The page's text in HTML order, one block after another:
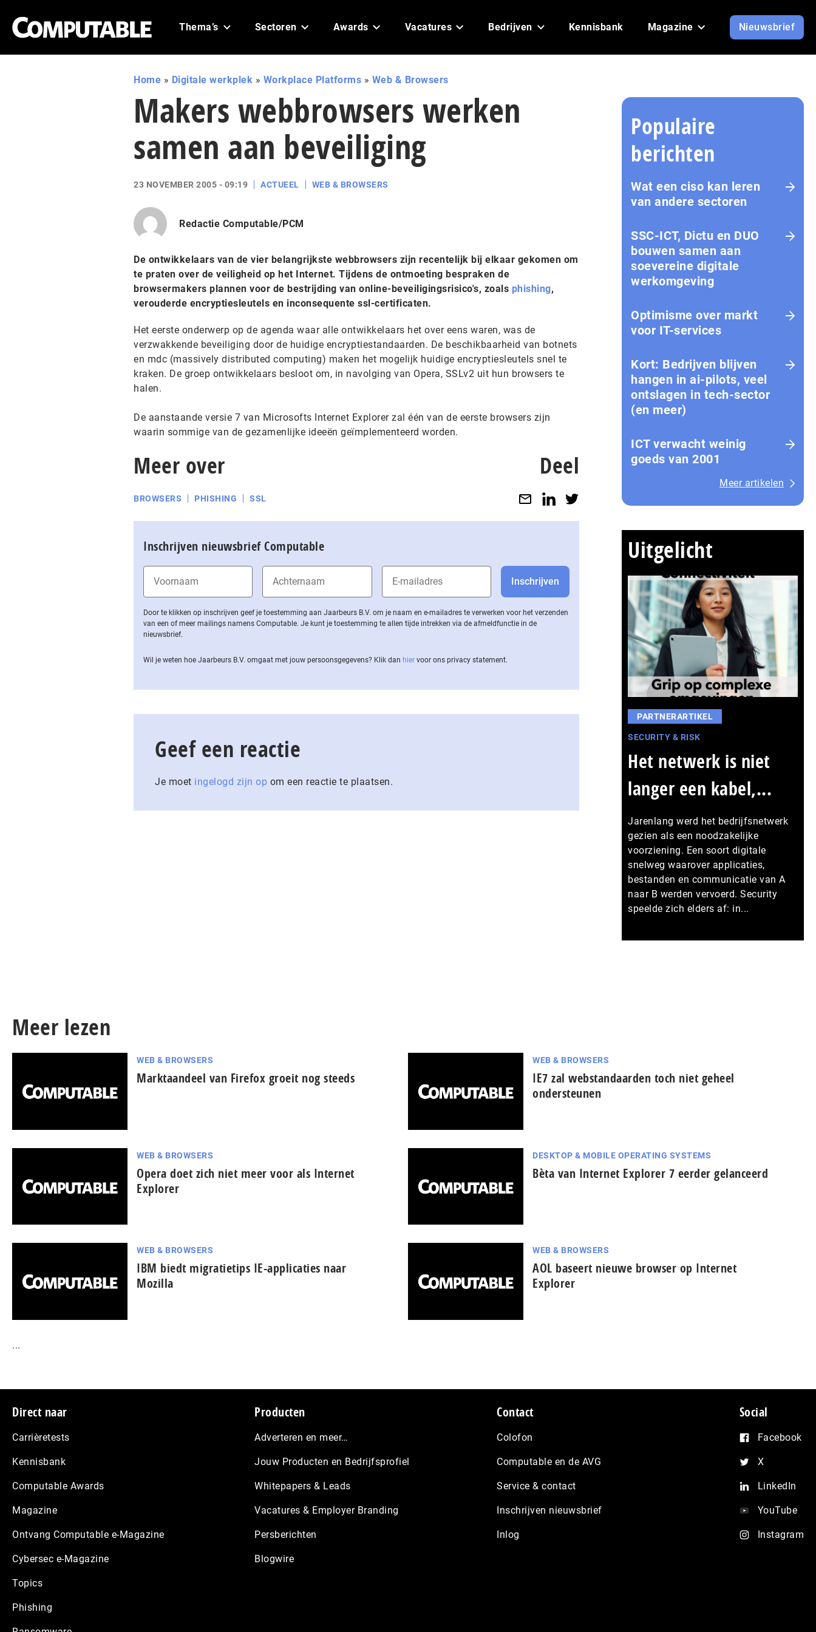
Thema’s Sectoren Awards Vacatures Bedrijven Kennisbank Magazine Nieuwsbrief
Home » Digitale werkplek » Workplace Platforms » Web & Browsers
Makers webbrowsers werken
samen aan beveiliging
23 NOVEMBER 2005 - 09:19 ACTUEEL WEB & BROWSERS
Redactie Computable/PCM
De ontwikkelaars van de vier belangrijkste webbrowsers zijn recentelijk bij elkaar gekomen om
te praten over de veiligheid op het Internet. Tijdens de ontmoeting bespraken de
browsermakers plannen voor de bestrijding van online-beveiligingsrisico's, zoals phishing,
verouderde encryptiesleutels en inconsequente ssl-certificaten.
Het eerste onderwerp op de agenda waar alle ontwikkelaars het over eens waren, was de
verzwakkende beveiliging door de huidige encryptiestandaarden. De beschikbaarheid van botnets
en mdc (massively distributed computing) maken het mogelijk huidige encryptiesleutels snel te
kraken. De groep ontwikkelaars besloot om, in navolging van Opera, SSLv2 uit hun browsers te
halen.
De aanstaande versie 7 van Microsofts Internet Explorer zal één van de eerste browsers zijn
waarin sommige van de gezamenlijke ideeën geïmplementeerd worden.
Meer over
BROWSERS PHISHING SSL
Deel
Inschrijven nieuwsbrief Computable
Door te klikken op inschrijven geef je toestemming aan Jaarbeurs B.V. om je naam en e-mailadres te verwerken voor het verzenden
van een of meer mailings namens Computable. Je kunt je toestemming te allen tijde intrekken via de af­meld­func­tie in de
nieuwsbrief.
Wil je weten hoe Jaarbeurs B.V. omgaat met jouw per­soons­ge­ge­vens? Klik dan hier voor ons privacy statement.
Geef een reactie
Je moet ingelogd zijn op om een reactie te plaatsen.
Populaire
berichten
Wat een ciso kan leren
van andere sectoren
SSC-ICT, Dictu en DUO
bouwen samen aan
soevereine digitale
werkomgeving
Optimisme over markt
voor IT-services
Kort: Bedrijven blijven
hangen in ai-pilots, veel
ontslagen in tech-sector
(en meer)
ICT verwacht weinig
goeds van 2001
Meer artikelen
Uitgelicht
PARTNERARTIKEL
SECURITY & RISK
Het netwerk is niet
langer een kabel,...
Jarenlang werd het bedrijfsnetwerk
gezien als een noodzakelijke
voorziening. Een soort digitale
snelweg waarover applicaties,
bestanden en communicatie van A
naar B werden vervoerd. Security
speelde zich elders af: in...
Meer lezen
WEB & BROWSERS
Marktaandeel van Firefox groeit nog steeds
WEB & BROWSERS
IE7 zal webstandaarden toch niet geheel
ondersteunen
WEB & BROWSERS
Opera doet zich niet meer voor als Internet
Explorer
DESKTOP & MOBILE OPERATING SYSTEMS
Bèta van Internet Explorer 7 eerder gelanceerd
WEB & BROWSERS
IBM biedt migratietips IE-applicaties naar
Mozilla
WEB & BROWSERS
AOL baseert nieuwe browser op Internet
Explorer
...
Footer
Direct naar
Carrièretests
Kennisbank
Computable Awards
Magazine
Ontvang Computable e-Magazine
Cybersec e-Magazine
Topics
Phishing
Producten
Adverteren en meer…
Jouw Producten en Bedrijfsprofiel
Whitepapers & Leads
Vacatures & Employer Branding
Persberichten
Blogwire
Contact
Colofon
Computable en de AVG
Service & contact
Inschrijven nieuwsbrief
Inlog
Social
Facebook
X
LinkedIn
YouTube
Instagram